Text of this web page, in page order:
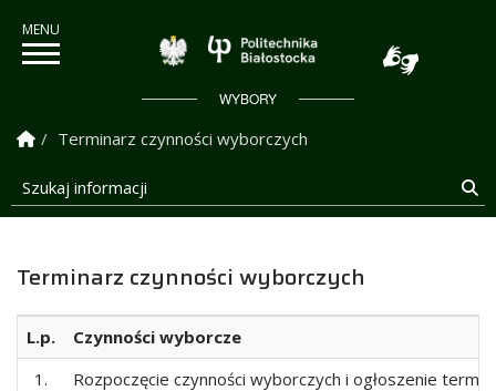
Politechnika
WYBORY
Strona Główna
Terminarz czynności wyborczych
Szukaj informacji
Terminarz czynności wyborczych
L.p.
Czynności wyborcze
1.
Rozpoczęcie czynności wyborczych i ogłoszenie